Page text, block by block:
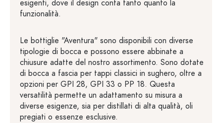
esigenti, dove il design conta tanto quanto la
funzionalità.
Le bottiglie "Aventura" sono disponibili con diverse
tipologie di bocca e possono essere abbinate a
chiusure adatte del nostro assortimento. Sono dotate
di bocca a fascia per tappi classici in sughero, oltre a
opzioni per GPI 28, GPI 33 o PP 18. Questa
versatilità permette un adattamento su misura a
diverse esigenze, sia per distillati di alta qualità, oli
pregiati o essenze esclusive.